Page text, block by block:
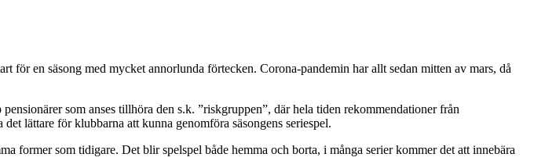
för en säsong med mycket annorlunda förtecken. Corona-pandemin har allt sedan mitten av mars, då
som anses tillhöra den s.k. ”riskgruppen”, där hela tiden rekommendationer från
lättare för klubbarna att kunna genomföra säsongens seriespel.
former som tidigare. Det blir spelspel både hemma och borta, i många serier kommer det att innebära